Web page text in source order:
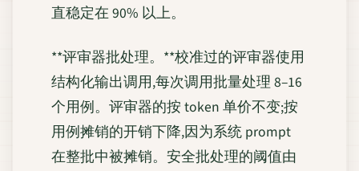
直稳定在 90% 以上。
**评审器批处理。**校准过的评审器使用
结构化输出调用,每次调用批量处理 8–16
个用例。评审器的按 token 单价不变;按
用例摊销的开销下降,因为系统 prompt
在整批中被摊销。安全批处理的阈值由